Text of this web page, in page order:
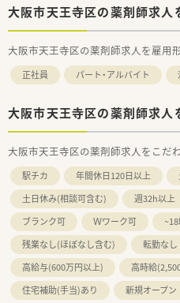
大阪市天王寺区の薬剤師求人
大阪市天王寺区の薬剤師求人を雇用
正社員 パート・アルバイト
大阪市天王寺区の薬剤師求人
大阪市天王寺区の薬剤師求人をこだ
駅チカ 年間休日120日以上
土日休み(相談可含む)
週32h以上
ブランク可
Ｗワーク可
残業なし(ほぼなし含む)
転勤なし
高給与(600万円以上)
高時給
住宅補助(手当)あり
新規オープン